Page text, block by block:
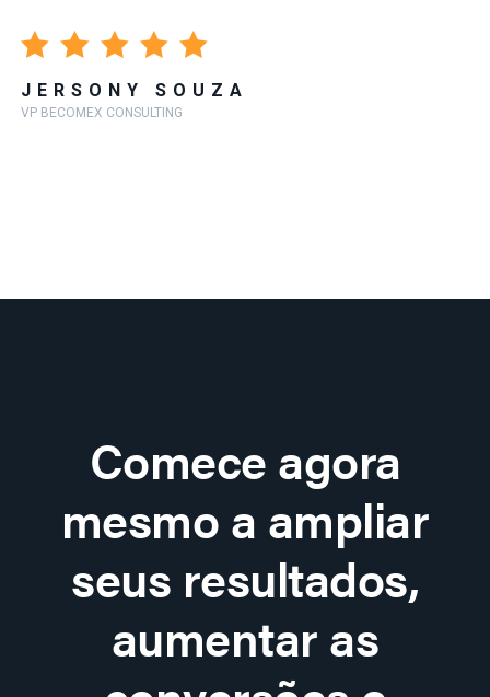
JERSONY SOUZA
VP BECOMEX CONSULTING
Comece agora
mesmo a ampliar
seus resultados,
aumentar as